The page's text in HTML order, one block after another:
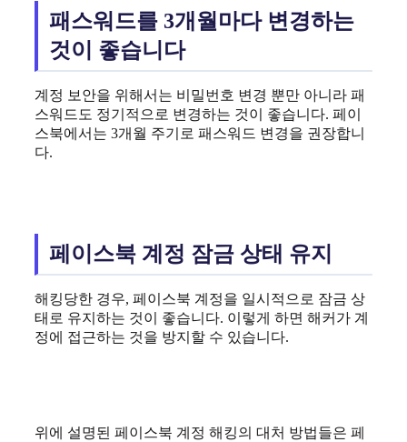
패스워드를 3개월마다 변경하는
것이 좋습니다
계정 보안을 위해서는 비밀번호 변경 뿐만 아니라 패
스워드도 정기적으로 변경하는 것이 좋습니다. 페이
스북에서는 3개월 주기로 패스워드 변경을 권장합니
다.
페이스북 계정 잠금 상태 유지
해킹당한 경우, 페이스북 계정을 일시적으로 잠금 상
태로 유지하는 것이 좋습니다. 이렇게 하면 해커가 계
정에 접근하는 것을 방지할 수 있습니다.
위에 설명된 페이스북 계정 해킹의 대처 방법들은 페